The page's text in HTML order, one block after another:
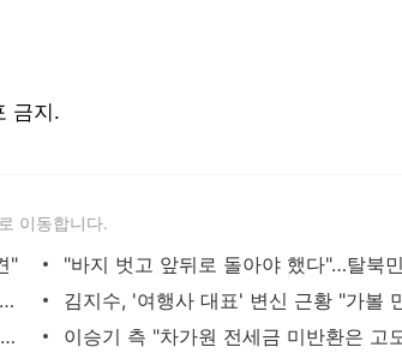
금지.
이동합니다.
"
축구협회, 15년 전 심판 성 접대 파문에 "현재는 내부 지침 준수"
서인영 "환희가 크리스마스 같이 보내자 해" 폭로